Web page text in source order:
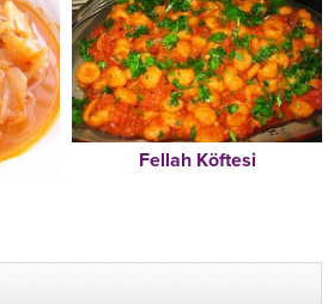
Fellah Köftesi